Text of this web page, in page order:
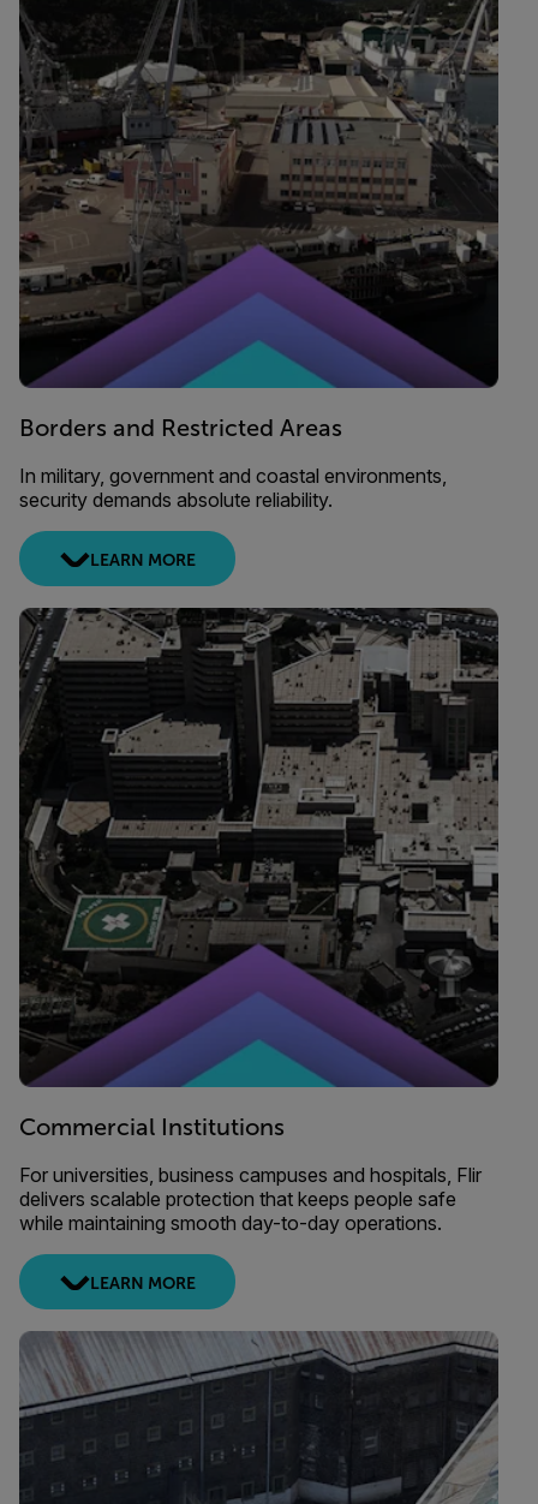
Borders and Restricted Areas
In military, government and coastal environments,
security demands absolute reliability.
LEARN MORE
Commercial Institutions
For universities, business campuses and hospitals, Flir
delivers scalable protection that keeps people safe
while maintaining smooth day-to-day operations.
LEARN MORE